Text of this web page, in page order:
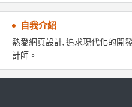
自我介紹
熱愛網頁設計, 追求現代化的開
計師。